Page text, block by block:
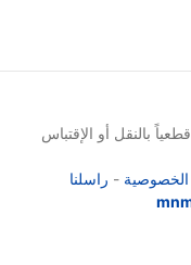
بالنقل أو الإقتباس
- راسلنا